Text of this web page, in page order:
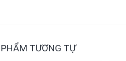
TƯƠNG TỰ